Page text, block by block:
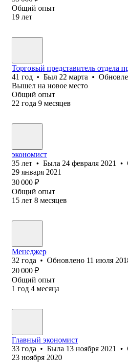
Общий опыт
19 лет
Торговый представитель отдела
41 год • Был 22 марта •
Вышел на новое место
Общий опыт
22 года 9 месяцев
экономист
35 лет • Была 24 февраля 2021 •
29 января 2021
30 000 ₽
Общий опыт
15 лет 8 месяцев
Менеджер
32 года • Обновлено 11 июля
20 000 ₽
Общий опыт
1 год 4 месяца
Главный экономист
33 года • Была 13 ноября 2021 •
23 ноября 2020